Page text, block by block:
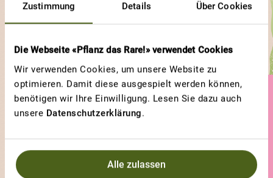
Zustimmung Details Über Cookies
Die Webseite «Pflanz das Rare!» verwendet Cookies
Wir verwenden Cookies, um unsere Website zu
optimieren. Damit diese ausgespielt werden können,
benötigen wir Ihre Einwilligung. Lesen Sie dazu auch
unsere Datenschutzerklärung.
Alle zulassen
Geschmack und in ihren Bedürfnissen. Erfahre, an
Gärtnerinnen und Gärtner besonders viel Freude haben.
GEWINNERBEITRAG
MONATSERDBEERE AUS LE
Fraise des bois